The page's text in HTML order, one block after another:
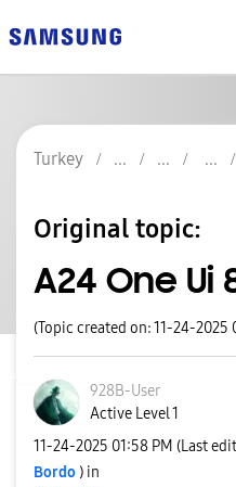
Turkey
Original topic:
A24 One Ui
(Topic created on: 11-24-2025
928B-User
Active Level 1
‎11-24-2025 01:58 PM (Last
Bordo ) in